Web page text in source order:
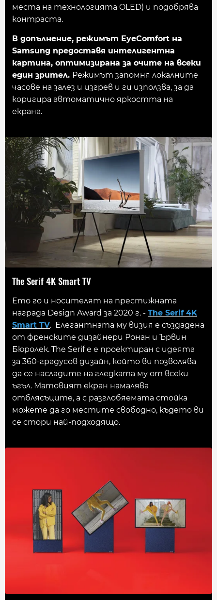
места на технологията OLED) и подобрява
контраста.
В допълнение, режимът EyeComfort на
Samsung предоставя интелигентна
картина, оптимизирана за очите на всеки
един зрител. Режимът запомня локалните
часове на залез и изгрев и ги използва, за да
коригира автоматично яркостта на
екрана.
The Serif 4K Smart TV
Ето го и носителят на престижната
награда Design Award за 2020 г. - The Serif 4K
Smart TV. Елегантната му визия е създадена
от френските дизайнери Ронан и Ървин
Бюролек. The Serif e е проектиран с идеята
за 360-градусов дизайн, който ви позволява
да се насладите на гледката му от всеки
ъгъл. Матовият екран намалява
отблясъците, а с разглобяемата стойка
можете да го местите свободно, където ви
се стори най-подходящо.